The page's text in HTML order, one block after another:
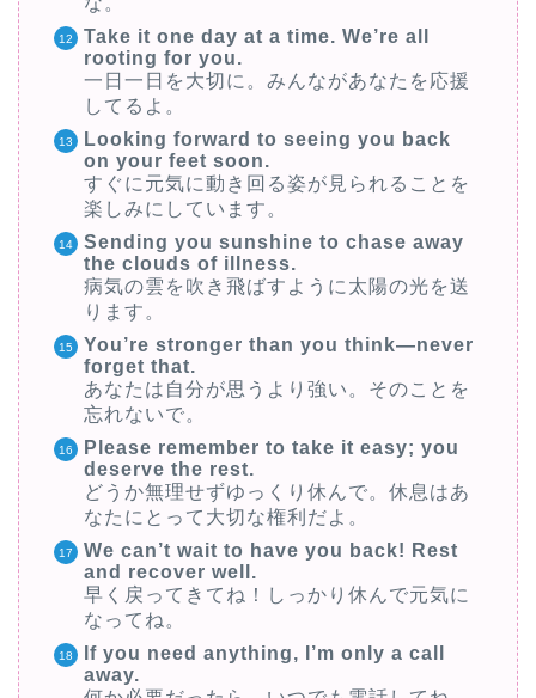
Take it one day at a time. We’re all
rooting for you.
一日一日を大切に。みんながあなたを応援
してるよ。
Looking forward to seeing you back
on your feet soon.
すぐに元気に動き回る姿が見られることを
楽しみにしています。
Sending you sunshine to chase away
the clouds of illness.
病気の雲を吹き飛ばすように太陽の光を送
ります。
You’re stronger than you think—never
forget that.
あなたは自分が思うより強い。そのことを
忘れないで。
Please remember to take it easy; you
deserve the rest.
どうか無理せずゆっくり休んで。休息はあ
なたにとって大切な権利だよ。
We can’t wait to have you back! Rest
and recover well.
早く戻ってきてね！しっかり休んで元気に
なってね。
If you need anything, I’m only a call
away.